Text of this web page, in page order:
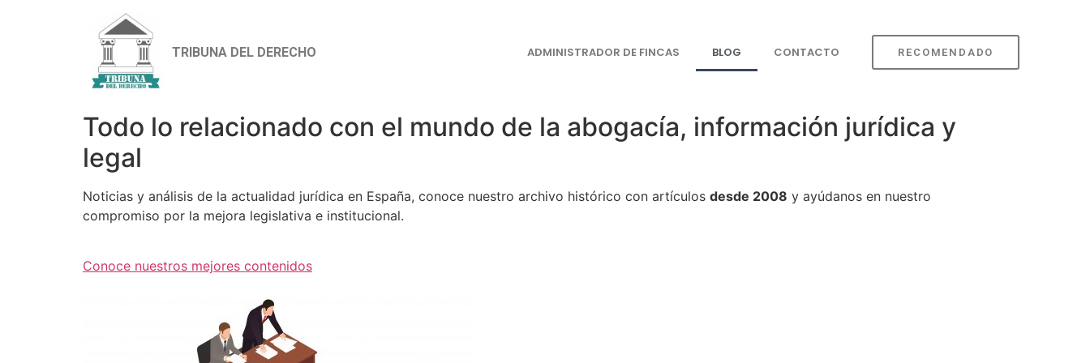
TRIBUNA DEL DERECHO ADMINISTRADOR DE FINCAS BLOG CONTACTO RECOMENDADO
Todo lo relacionado con el mundo de la abogacía, información jurídica y
legal
Noticias y análisis de la actualidad jurídica en España, conoce nuestro archivo histórico con artículos desde 2008 y ayúdanos en nuestro
compromiso por la mejora legislativa e institucional.
Conoce nuestros mejores contenidos